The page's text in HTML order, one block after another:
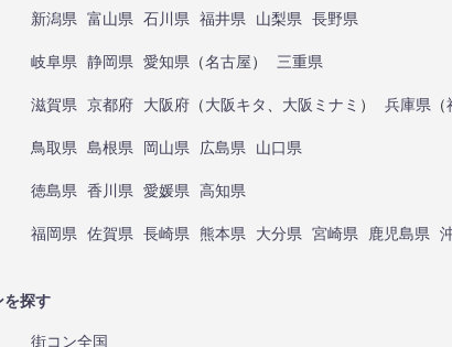
新潟県 富山県 石川県 福井県 山梨県 長野県
岐阜県 静岡県 愛知県 （名古屋） 三重県
滋賀県 京都府 大阪府 （大阪キタ 大阪ミナミ ） 兵庫県 （
鳥取県 島根県 岡山県 広島県 山口県
徳島県 香川県 愛媛県 高知県
福岡県 佐賀県 長崎県 熊本県 大分県 宮崎県 鹿児島県
を探す
街コン全国